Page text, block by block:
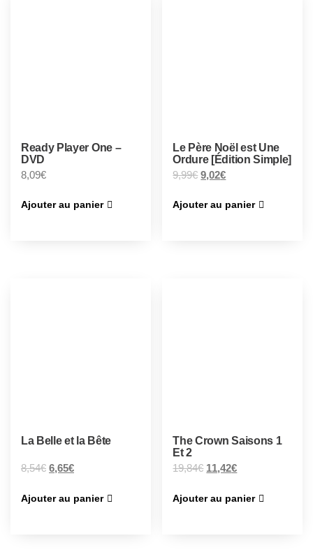
Ready Player One –
DVD
8,09€
Ajouter au panier
Le Père Noël est Une
Ordure [Édition Simple]
9,99€ 9,02€
Ajouter au panier
La Belle et la Bête
8,54€ 6,65€
Ajouter au panier
The Crown Saisons 1
Et 2
19,84€ 11,42€
Ajouter au panier